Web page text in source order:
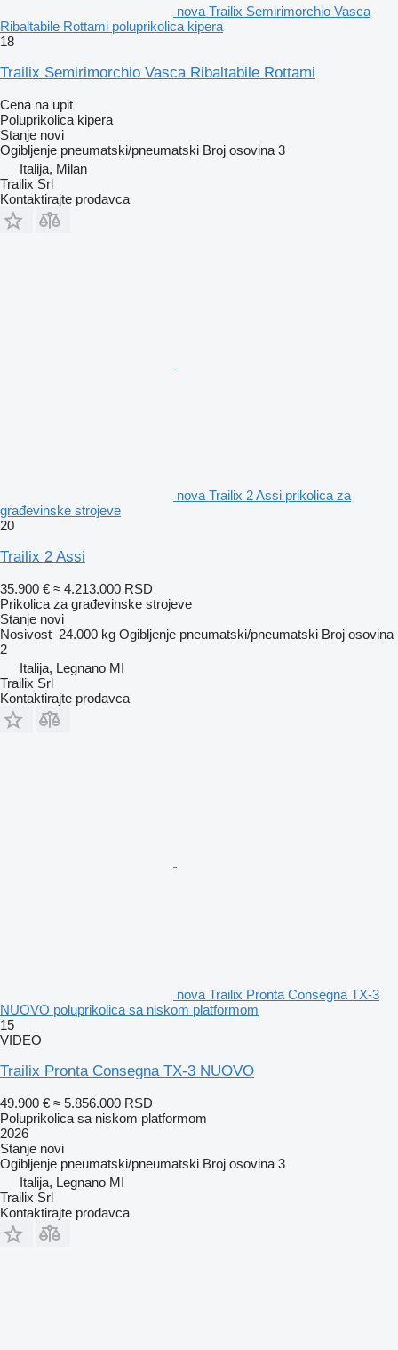
nova Trailix Semirimorchio Vasca
Ribaltabile Rottami poluprikolica kipera
18
Trailix Semirimorchio Vasca Ribaltabile Rottami
Cena na upit
Poluprikolica kipera
Stanje novi
Ogibljenje pneumatski/pneumatski Broj osovina 3
Italija, Milan
Trailix Srl
Kontaktirajte prodavca
nova Trailix 2 Assi prikolica za
građevinske strojeve
20
Trailix 2 Assi
35.900 € ≈ 4.213.000 RSD
Prikolica za građevinske strojeve
Stanje novi
Nosivost 24.000 kg Ogibljenje pneumatski/pneumatski Broj osovina
2
Italija, Legnano MI
Trailix Srl
Kontaktirajte prodavca
nova Trailix Pronta Consegna TX-3
NUOVO poluprikolica sa niskom platformom
15
VIDEO
Trailix Pronta Consegna TX-3 NUOVO
49.900 € ≈ 5.856.000 RSD
Poluprikolica sa niskom platformom
2026
Stanje novi
Ogibljenje pneumatski/pneumatski Broj osovina 3
Italija, Legnano MI
Trailix Srl
Kontaktirajte prodavca